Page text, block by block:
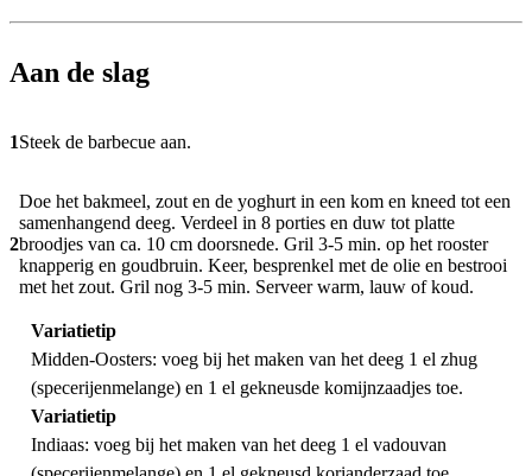
Aan de slag
1Steek de barbecue aan.
2
Doe het bakmeel, zout en de yoghurt in een kom en kneed tot een
samenhangend deeg. Verdeel in 8 porties en duw tot platte
broodjes van ca. 10 cm doorsnede. Gril 3-5 min. op het rooster
knapperig en goudbruin. Keer, besprenkel met de olie en bestrooi
met het zout. Gril nog 3-5 min. Serveer warm, lauw of koud.
Variatietip
Midden-Oosters: voeg bij het maken van het deeg 1 el zhug
(specerijenmelange) en 1 el gekneusde komijnzaadjes toe.
Variatietip
Indiaas: voeg bij het maken van het deeg 1 el vadouvan